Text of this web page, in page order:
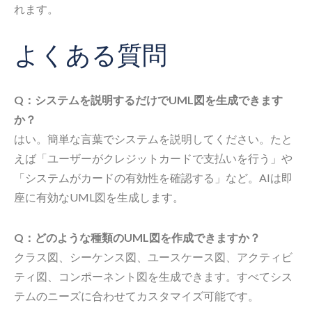
れます。
よくある質問
Q：システムを説明するだけでUML図を生成できます
か？
はい。簡単な言葉でシステムを説明してください。たと
えば「ユーザーがクレジットカードで支払いを行う」や
「システムがカードの有効性を確認する」など。AIは即
座に有効なUML図を生成します。
Q：どのような種類のUML図を作成できますか？
クラス図、シーケンス図、ユースケース図、アクティビ
ティ図、コンポーネント図を生成できます。すべてシス
テムのニーズに合わせてカスタマイズ可能です。